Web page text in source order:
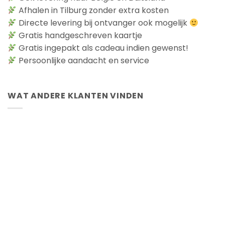
Afhalen in Tilburg zonder extra kosten
Directe levering bij ontvanger ook mogelijk
Gratis handgeschreven kaartje
Gratis ingepakt als cadeau indien gewenst!
Persoonlijke aandacht en service
WAT ANDERE KLANTEN VINDEN